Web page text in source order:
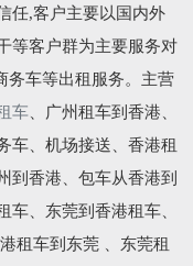
任,客户主要以国内外
等客户群为主要服务对
务车等出租服务。主营
车、广州租车到香港、
车、机场接送、香港租
到香港、包车从香港到
车、东莞到香港租车、
租车到东莞 、东莞租